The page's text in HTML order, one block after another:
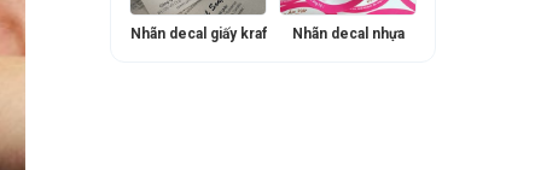
Nhãn decal giấy kraf Nhãn decal nhựa